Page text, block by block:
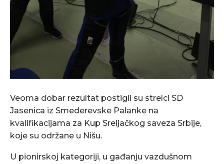
Veoma dobar rezultat postigli su strelci SD
Jasenica iz Smederevske Palanke na
kvalifikacijama za Kup Sreljačkog saveza Srbije,
koje su održane u Nišu.
U pionirskoj kategoriji, u gađanju vazdušnom